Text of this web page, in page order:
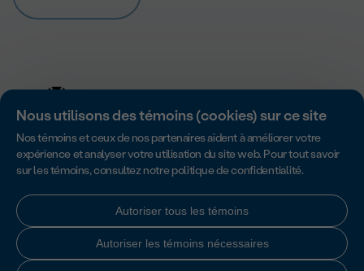
Nous utilisons des témoins (cookies) sur ce site
Nos témoins et ceux de nos partenaires aident à améliorer votre
expérience et analyser votre utilisation du site web. Pour tout savoir
sur les témoins, consultez notrepolitique de confidentialité.
Autoriser tous les témoins
Autoriser les témoins nécessaires
Accredité par Imagine Canada pour son excellence en matière de
sans but lucratif.
Politique de confidentialité | Charte des droits du donateur